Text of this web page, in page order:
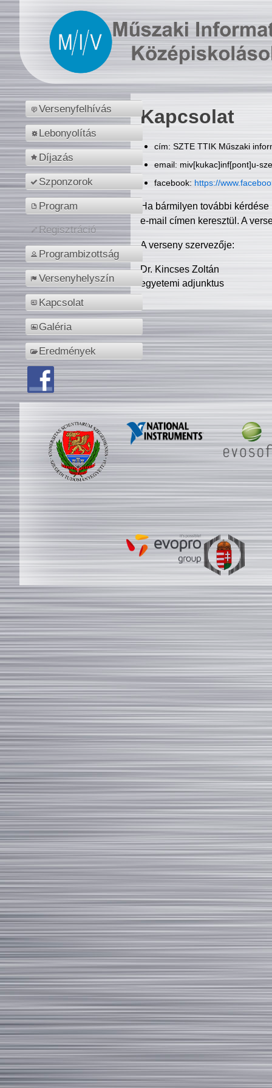
Versenyfelhívás
Lebonyolítás
Díjazás
Szponzorok
Program
Regisztráció
Programbizottság
Versenyhelyszín
Kapcsolat
Galéria
Eredmények
Kapcsolat
cím: SZTE TTIK Műszaki
email: miv[kukac]inf[pont]u-
facebook: https://
Ha bármilyen további
e-mail címen keresztül. A
A verseny szervezője:
Dr. Kincses Zoltán
egyetemi adjunktus